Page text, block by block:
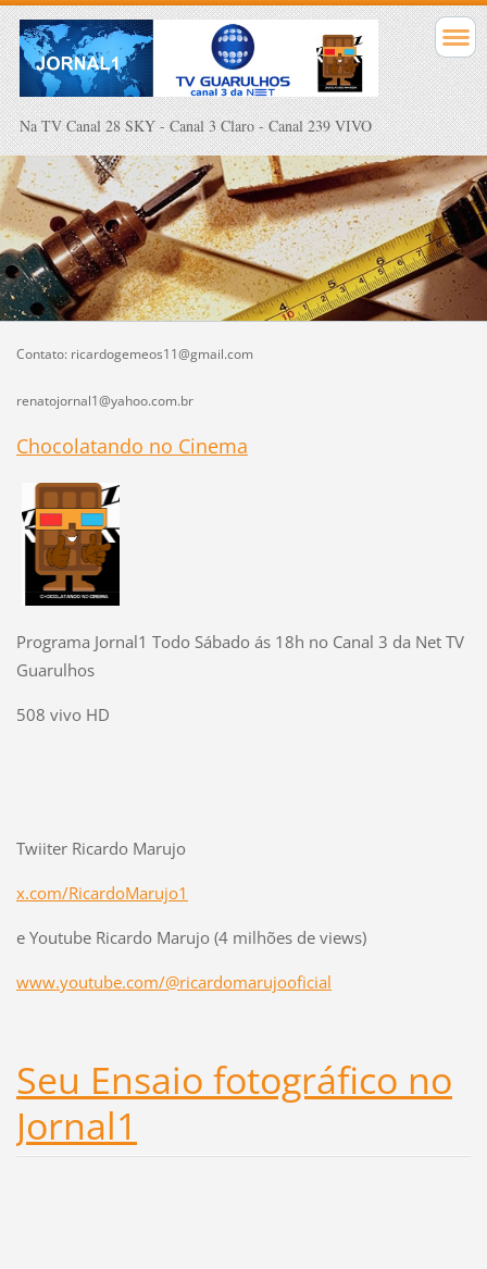
Na TV Canal 28 SKY - Canal 3 Claro - Canal 239 VIVO
Contato: ricardogemeos11@gmail.com
renatojornal1@yahoo.com.br
Chocolatando no Cinema
Programa Jornal1 Todo Sábado ás 18h no Canal 3 da Net TV
Guarulhos
508 vivo HD
Twiiter Ricardo Marujo
x.com/RicardoMarujo1
e Youtube Ricardo Marujo (4 milhões de views)
www.youtube.com/@ricardomarujooficial
Seu Ensaio fotográfico no
Jornal1